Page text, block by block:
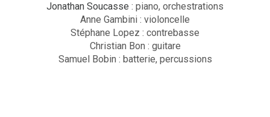
Jonathan Soucasse : piano, orchestrations
Anne Gambini : violoncelle
Stéphane Lopez : contrebasse
Christian Bon : guitare
Samuel Bobin : batterie, percussions